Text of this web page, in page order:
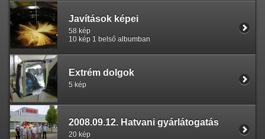
Javítások képei
58 kép
10 kép 1 belső albumban
Extrém dolgok
5 kép
2008.09.12. Hatvani gyárlátogatás
20 kép